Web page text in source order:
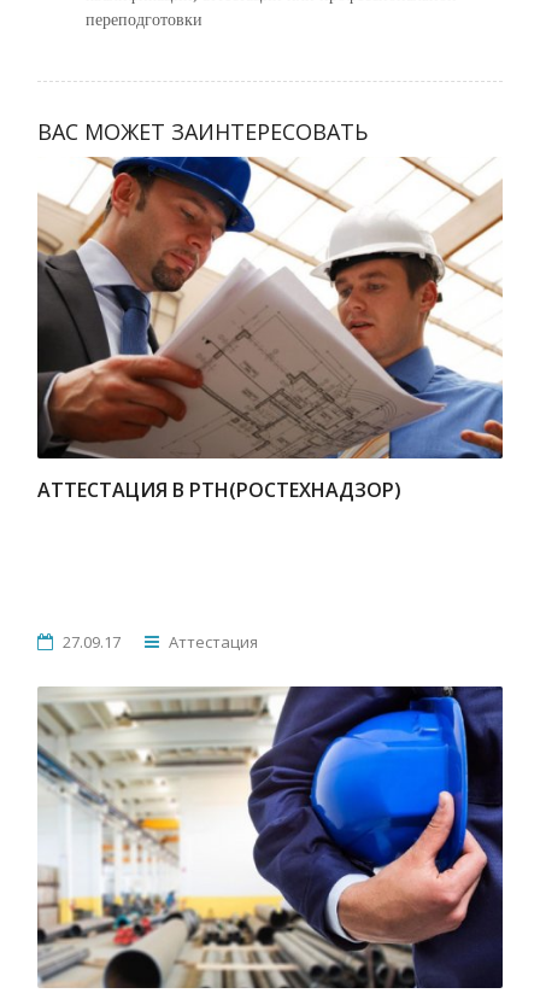
переподготовки
ВАС МОЖЕТ ЗАИНТЕРЕСОВАТЬ
АТТЕСТАЦИЯ В РТН(РОСТЕХНАДЗОР)
27.09.17 Аттестация